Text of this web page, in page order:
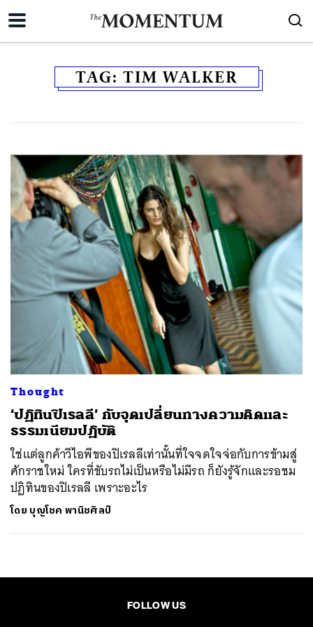
TAG: TIM WALKER
Thought
‘ปฏิทินปิเรลลี’ กับจุดเปลี่ยนทางความคิดและ
ธรรมเนียมปฏิบัติ
ใช่แต่ลูกค้าวีไอพีของปิเรลลีเท่านั้นที่ใจจดใจจ่อกับการข้ามสู่
ศักราชใหม่ ใครที่ขับรถไม่เป็นหรือไม่มีรถ ก็ยังรู้จักและรอชม
ปฏิทินของปิเรลลี เพราะอะไร
โดย บุญโชค พานิชศิลป์
FOLLOW US
SHARE TWEET LINE EMAIL